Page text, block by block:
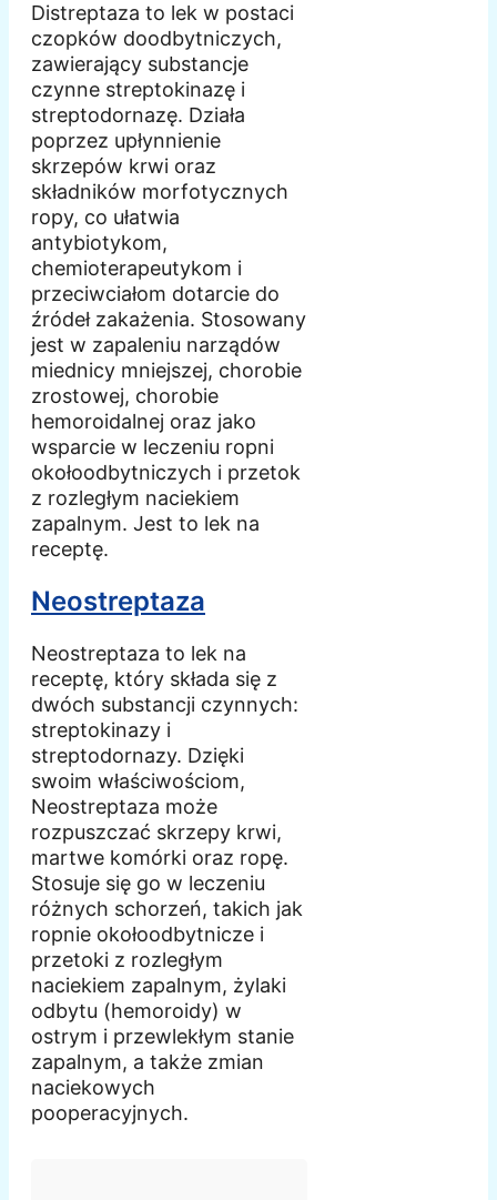
Distreptaza to lek w postaci
czopków doodbytniczych,
zawierający substancje
czynne streptokinazę i
streptodornazę. Działa
poprzez upłynnienie
skrzepów krwi oraz
składników morfotycznych
ropy, co ułatwia
antybiotykom,
chemioterapeutykom i
przeciwciałom dotarcie do
źródeł zakażenia. Stosowany
jest w zapaleniu narządów
miednicy mniejszej, chorobie
zrostowej, chorobie
hemoroidalnej oraz jako
wsparcie w leczeniu ropni
okołoodbytniczych i przetok
z rozległym naciekiem
zapalnym. Jest to lek na
receptę.
Neostreptaza
Neostreptaza to lek na
receptę, który składa się z
dwóch substancji czynnych:
streptokinazy i
streptodornazy. Dzięki
swoim właściwościom,
Neostreptaza może
rozpuszczać skrzepy krwi,
martwe komórki oraz ropę.
Stosuje się go w leczeniu
różnych schorzeń, takich jak
ropnie okołoodbytnicze i
przetoki z rozległym
naciekiem zapalnym, żylaki
odbytu (hemoroidy) w
ostrym i przewlekłym stanie
zapalnym, a także zmian
naciekowych
pooperacyjnych.